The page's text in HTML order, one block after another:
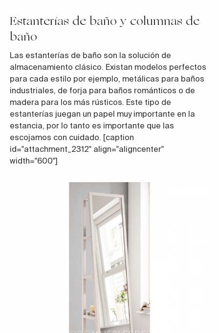
Estanterías de baño y columnas de
baño
Las estanterías de baño son la solución de
almacenamiento clásico. Existan modelos perfectos
para cada estilo por ejemplo, metálicas para baños
industriales, de forja para baños románticos o de
madera para los más rústicos. Este tipo de
estanterías juegan un papel muy importante en la
estancia, por lo tanto es importante que las
escojamos con cuidado. [caption
id="attachment_2312" align="aligncenter"
width="600"]